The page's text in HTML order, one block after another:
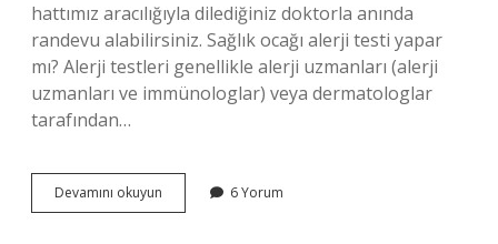
hattımız aracılığıyla dilediğiniz doktorla anında
randevu alabilirsiniz. Sağlık ocağı alerji testi yapar
mı? Alerji testleri genellikle alerji uzmanları (alerji
uzmanları ve immünologlar) veya dermatologlar
tarafından…
Devamını okuyun
Için
6 Yorum